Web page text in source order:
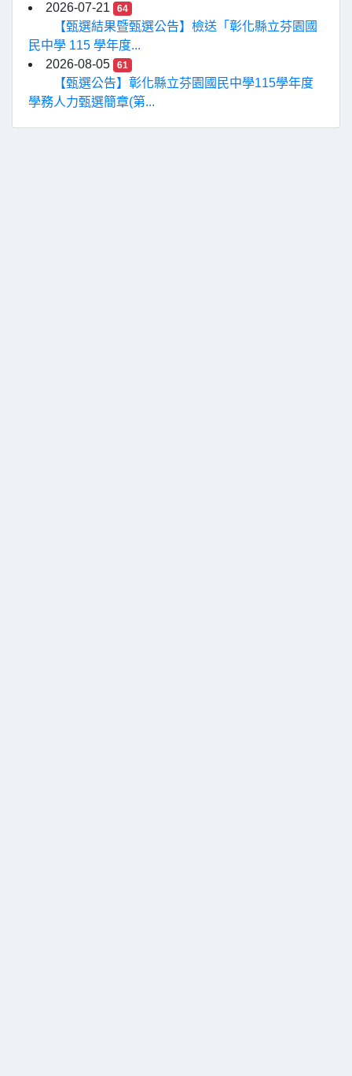
2026-07-21
64
【甄選結果暨甄選公告】檢送「彰化縣立芬園國
民中學 115 學年度...
2026-08-05
61
【甄選公告】彰化縣立芬園國民中學115學年度
學務人力甄選簡章(第...